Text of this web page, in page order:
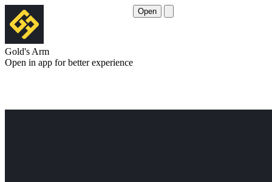
Gold's Arm
Open in app for better experience
Open